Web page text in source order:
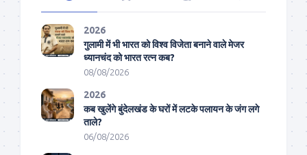
2026
गुलामी में भी भारत को विश्व विजेता बनाने वाले मेजर
ध्यानचंद को भारत रत्न कब?
08/08/2026
2026
कब खुलेंगे बुंदेलखंड के घरों में लटके पलायन के जंग लगे
ताले?
06/08/2026